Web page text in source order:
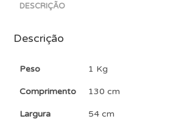
DESCRIÇÃO
Descrição
Peso 1 Kg
Comprimento 130 cm
Largura 54 cm